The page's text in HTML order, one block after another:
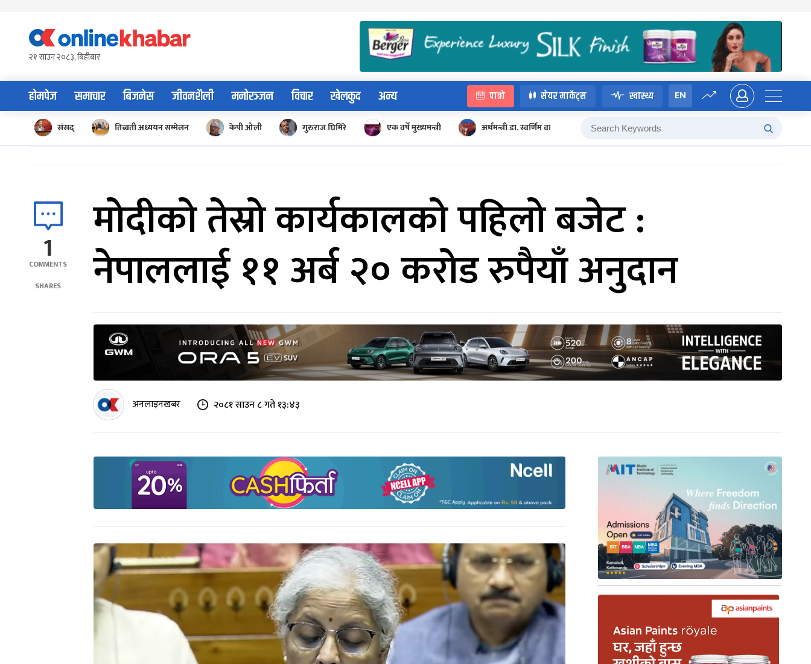
content२१ साउन २०८३, बिहीबार
होमपेज समाचार बिजनेस जीवनशैली मनोरञ्जन विचार खेलकुद अन्य पात्रो सेयर मार्केट्स स्वास्थ्य EN
संसद् तिब्बती अध्ययन सम्मेलन केपी ओली गुरुराज घिमिरे एक वर्षे मुख्यमन्त्री अर्थमन्त्री डा. स्वर्णिम वाग्ले
1
COMMENTS
SHARES
मोदीको तेस्रो कार्यकालको पहिलो बजेट :
नेपाललाई ११ अर्ब २० करोड रुपैयाँ अनुदान
अनलाइनखबर २०८१ साउन ८ गते १३:४३